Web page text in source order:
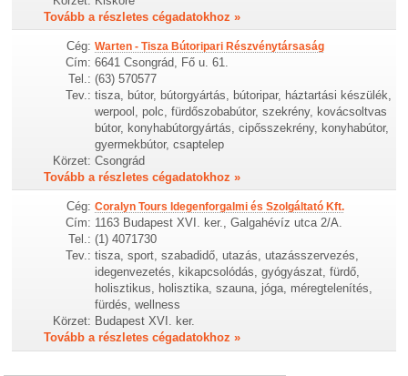
Tovább a részletes cégadatokhoz »
Cég: Warten - Tisza Bútoripari Részvénytársaság
Cím: 6641 Csongrád, Fő u. 61.
Tel.: (63) 570577
Tev.: tisza, bútor, bútorgyártás, bútoripar, háztartási készülék,
werpool, polc, fürdőszobabútor, szekrény, kovácsoltvas
bútor, konyhabútorgyártás, cipősszekrény, konyhabútor,
gyermekbútor, csaptelep
Körzet: Csongrád
Tovább a részletes cégadatokhoz »
Cég: Coralyn Tours Idegenforgalmi és Szolgáltató Kft.
Cím: 1163 Budapest XVI. ker., Galgahévíz utca 2/A.
Tel.: (1) 4071730
Tev.: tisza, sport, szabadidő, utazás, utazásszervezés,
idegenvezetés, kikapcsolódás, gyógyászat, fürdő,
holisztikus, holisztika, szauna, jóga, méregtelenítés,
fürdés, wellness
Körzet: Budapest XVI. ker.
Tovább a részletes cégadatokhoz »